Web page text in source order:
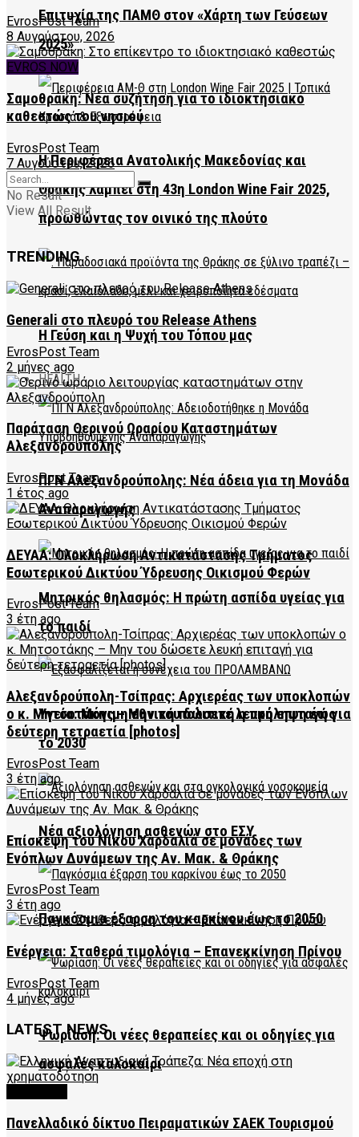
Επιτυχία της ΠΑΜΘ στον «Χάρτη των Γεύσεων
2025»
Η Περιφέρεια Ανατολικής Μακεδονίας και
Θράκης λάμπει στη 43η London Wine Fair 2025,
προωθώντας τον οινικό της πλούτο
Η Γεύση και η Ψυχή του Τόπου μας
HEALTH
ΠΓΝ Αλεξανδρούπολης: Νέα άδεια για τη Μονάδα
Αναπαραγωγής
Μητρικός θηλασμός: Η πρώτη ασπίδα υγείας για
το παιδί
Υγεία: Μόνιμη εθνική πολιτική η πρόληψη έως
το 2030
Νέα αξιολόγηση ασθενών στο ΕΣΥ
Παγκόσμια έξαρση του καρκίνου έως το 2050
Ψωρίαση: Οι νέες θεραπείες και οι οδηγίες για
ασφαλές καλοκαίρι
EvrosPost Team
8 Αυγούστου, 2026
EVROS NOW
Σαμοθράκη: Νέα συζήτηση για το ιδιοκτησιακό
καθεστώς του νησιού
EvrosPost Team
7 Αυγούστου, 2026
No Result
View All Result
TRENDING
Generali στο πλευρό του Release Athens
EvrosPost Team
2 μήνες ago
Παράταση Θερινού Ωραρίου Καταστημάτων
Αλεξανδρούπολης
EvrosPost Team
1 έτος ago
ΔΕΥΑΑ: Ολοκλήρωση Αντικατάστασης Τμήματος
Εσωτερικού Δικτύου Ύδρευσης Οικισμού Φερών
EvrosPost Team
3 έτη ago
Αλεξανδρούπολη-Τσίπρας: Αρχιερέας των υποκλοπών
ο κ. Μητσοτάκης – Μην του δώσετε λευκή επιταγή για
δεύτερη τετραετία [photos]
EvrosPost Team
3 έτη ago
Επίσκεψη του Νίκου Χαρδαλιά σε μονάδες των
Ενόπλων Δυνάμεων της Αν. Μακ. & Θράκης
EvrosPost Team
3 έτη ago
Ενέργεια: Σταθερά τιμολόγια – Επανεκκίνηση Πρίνου
EvrosPost Team
4 μήνες ago
LATEST NEWS
Πανελλαδικό δίκτυο Πειραματικών ΣΑΕΚ Τουρισμού